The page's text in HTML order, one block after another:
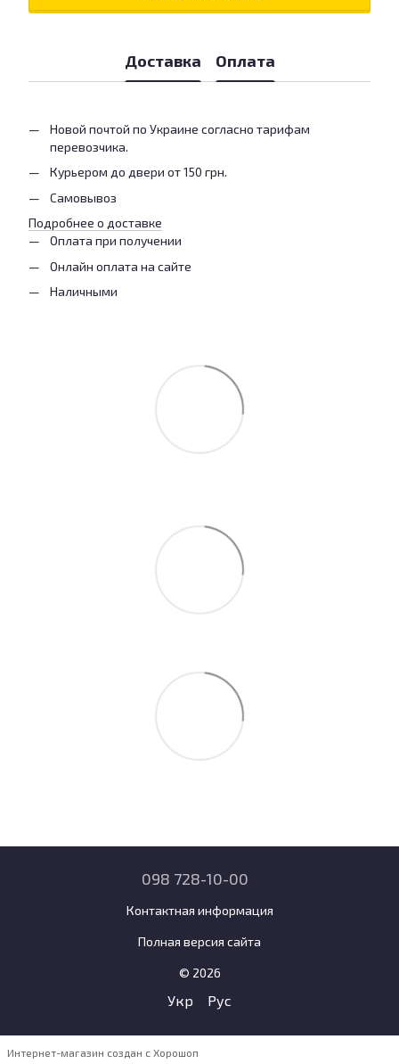
Доставка Оплата
Новой почтой по Украине согласно тарифам
перевозчика.
Курьером до двери от 150 грн.
Самовывоз
Подробнее о доставке
Оплата при получении
Онлайн оплата на сайте
Наличными
098 728-10-00
Контактная информация
Полная версия сайта
© 2026
Укр Рус
Интернет-магазин создан с Хорошоп